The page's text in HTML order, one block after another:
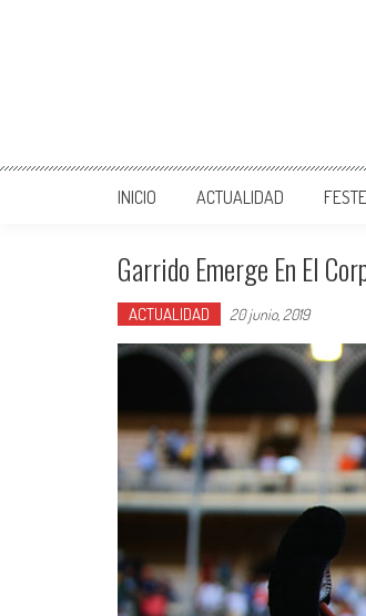
INICIO ACTUALIDAD
Garrido Emerge En El
ACTUALIDAD 20 junio, 2019